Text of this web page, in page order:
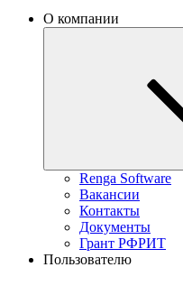
О компании
Renga Software
Вакансии
Контакты
Документы
Грант РФРИТ
Пользователю